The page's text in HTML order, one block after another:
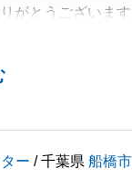
がとうございます
にご相談下さい。
ー / 千葉県船橋市